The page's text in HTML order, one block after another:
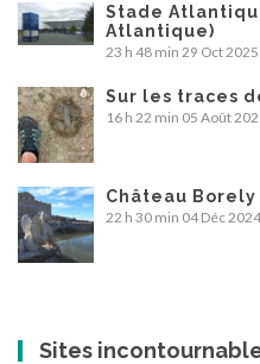
Stade
Atlantique)
23 h 48 min 29 Oct 2025
Sur les traces
16 h 22 min 05 Août
Château Borely
22 h 30 min 04 Déc 2024
Sites